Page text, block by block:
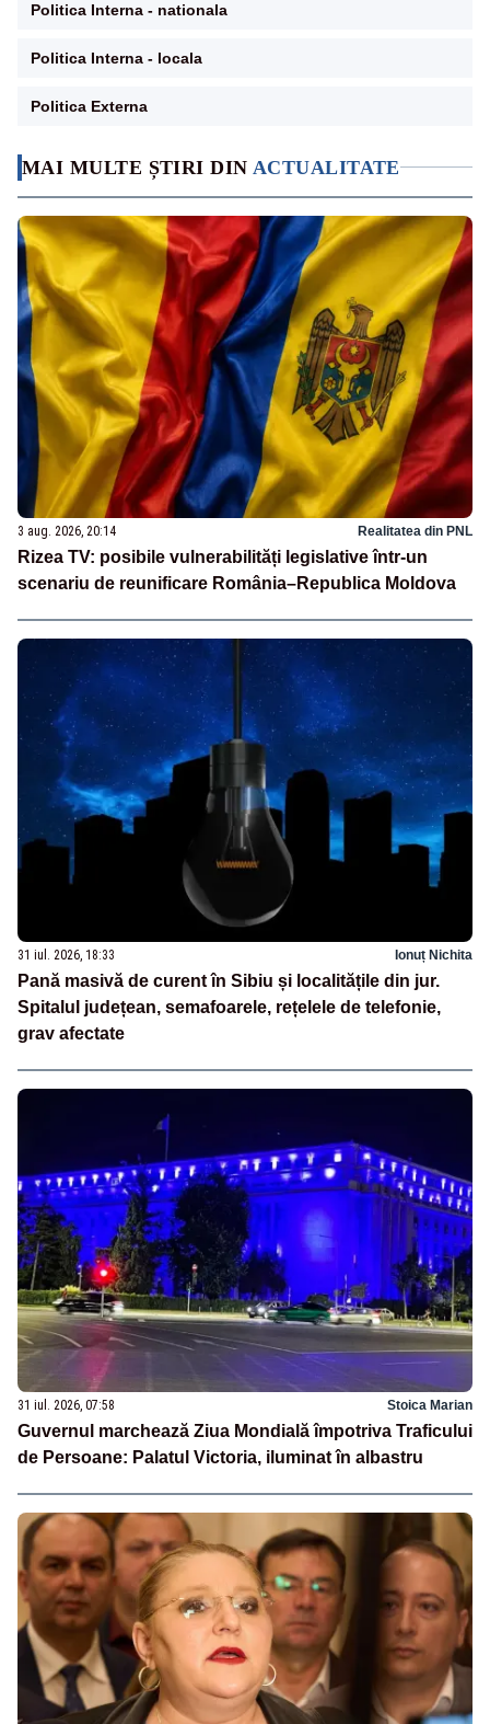
MAI MULTE ȘTIRI DIN ACTUALITATE
3 aug. 2026, 20:14 Realitatea din PNL
Rizea TV: posibile vulnerabilități legislative într-un
scenariu de reunificare România–Republica Moldova
31 iul. 2026, 18:33 Ionuț Nichita
Pană masivă de curent în Sibiu și localitățile din jur.
Spitalul județean, semafoarele, rețelele de telefonie,
grav afectate
31 iul. 2026, 07:58 Stoica Marian
Guvernul marchează Ziua Mondială împotriva Traficului
de Persoane: Palatul Victoria, iluminat în albastru
Politica Interna - nationala
Politica Interna - locala
Politica Externa